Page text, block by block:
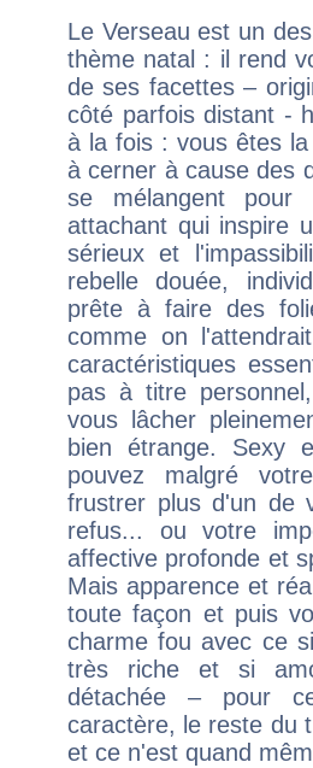
Le Verseau est un
thème natal : il rend
de ses facettes –
côté parfois distant -
à la fois : vous êtes
à cerner à cause des
se mélangent
attachant qui inspire
sérieux et
rebelle douée,
prête à faire des
comme on
caractéristiques
pas à titre
vous lâcher
bien étrange. Sexy
pouvez malgré
frustrer plus d'un de
refus... ou votre
affective profonde et
Mais apparence et
toute façon et puis
charme fou avec ce
très riche et si
détachée – pour
caractère, le reste du
et ce n'est quand